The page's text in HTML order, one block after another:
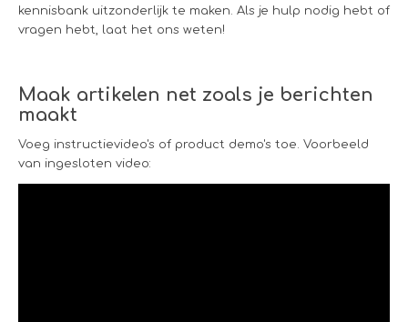
kennisbank uitzonderlijk te maken. Als je hulp nodig hebt of
vragen hebt, laat het ons weten!
Maak artikelen net zoals je berichten
maakt
Voeg instructievideo's of product demo's toe. Voorbeeld
van ingesloten video: